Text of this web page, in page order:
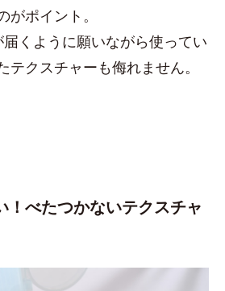
ポイント。
くように願いながら使ってい
テクスチャーも侮れません。
！べたつかないテクスチャ